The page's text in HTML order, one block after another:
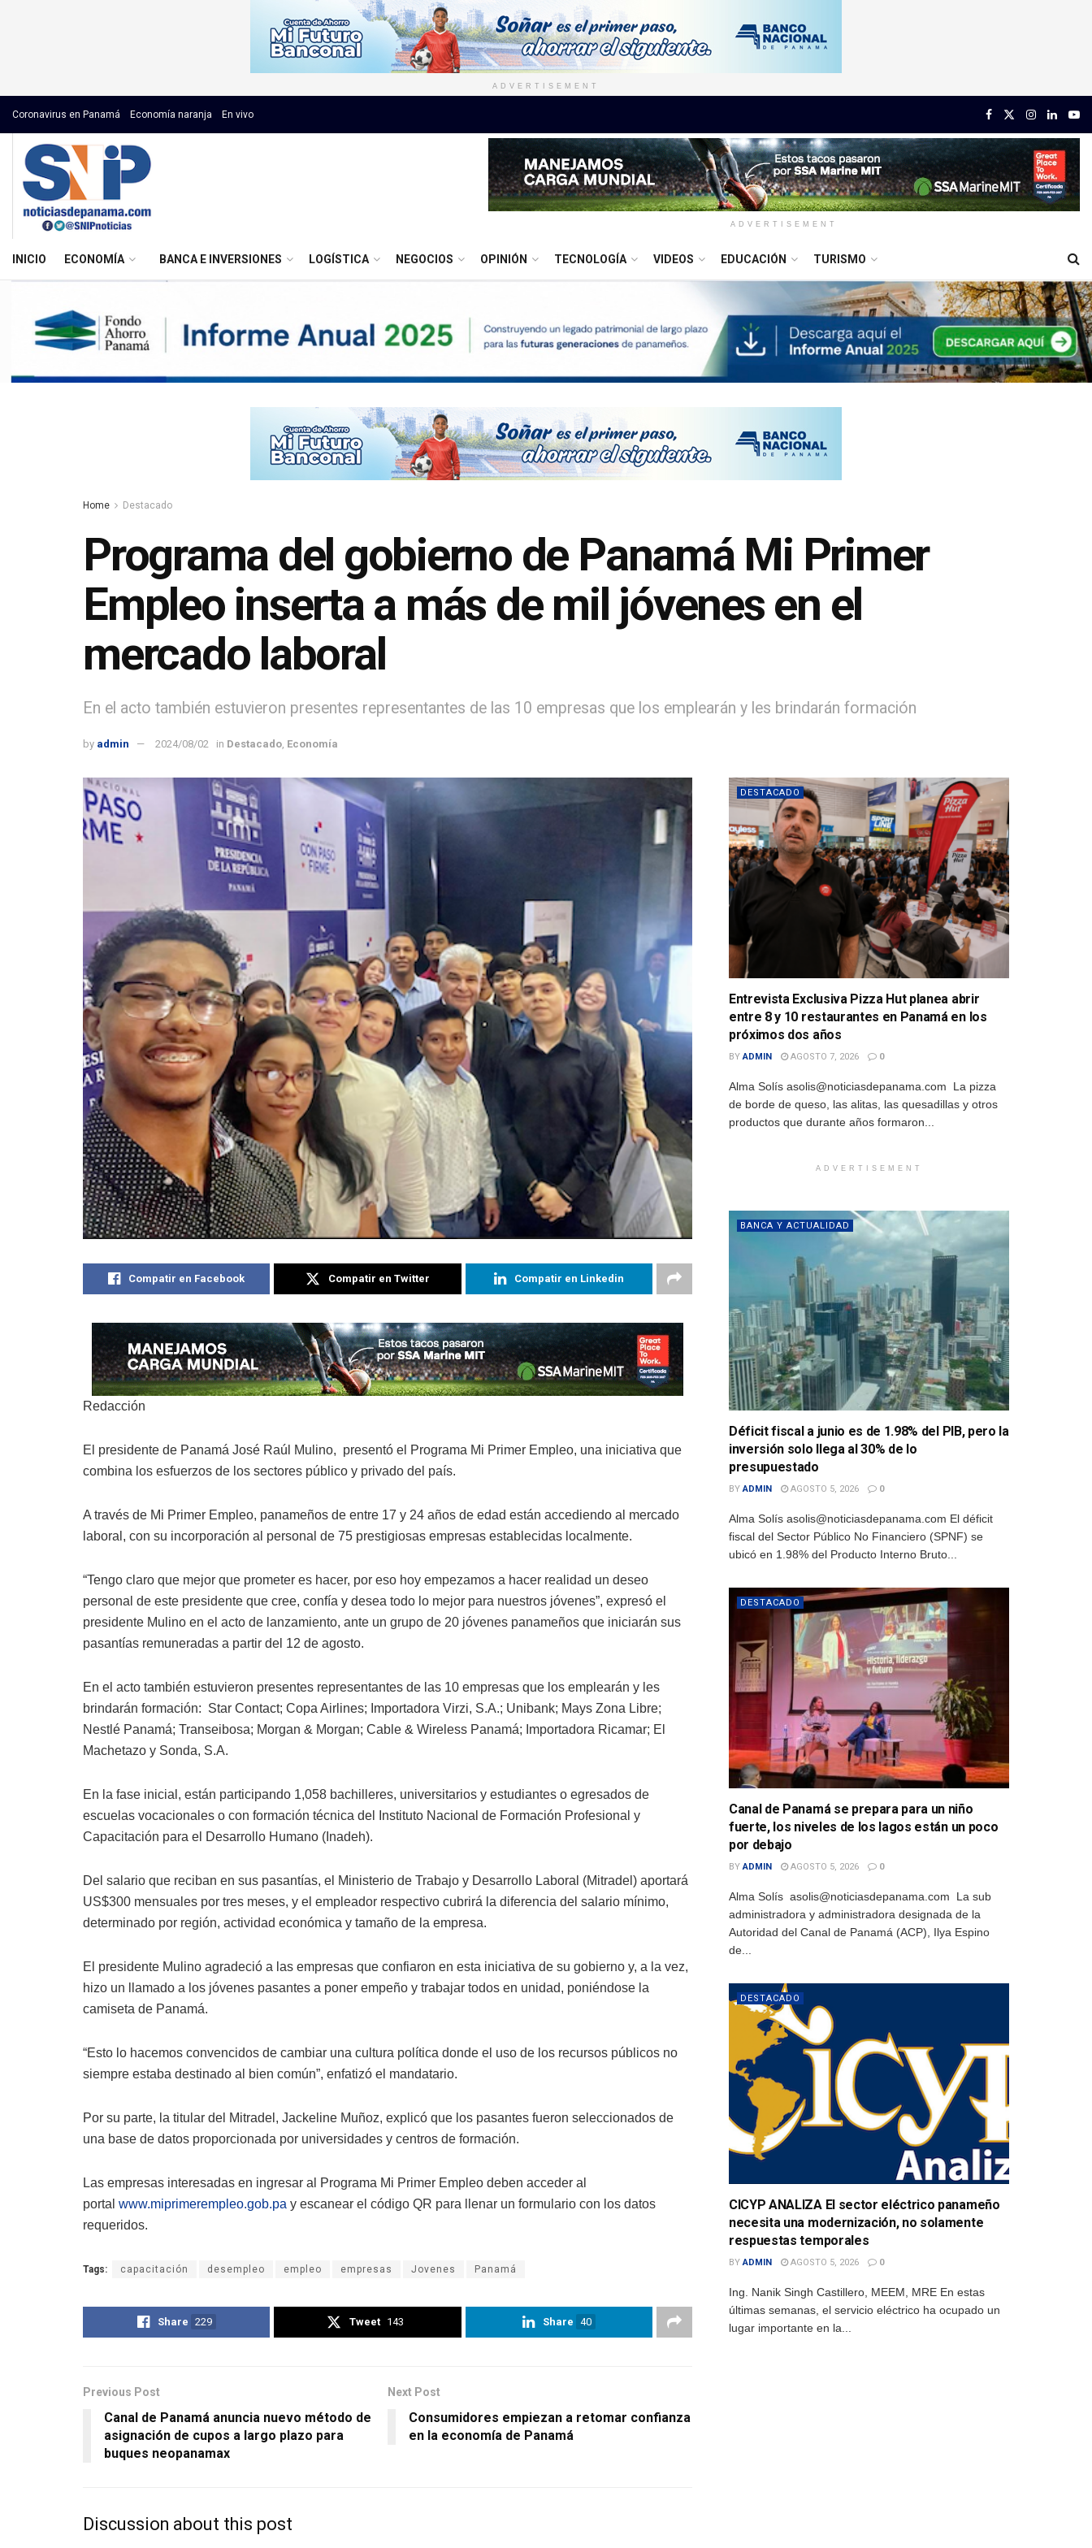
ADVERTISEMENT
Coronavirus en Panamá Economía naranja En vivo
ADVERTISEMENT
INICIO ECONOMÍA BANCA E INVERSIONES LOGÍSTICA NEGOCIOS OPINIÓN TECNOLOGÍA VIDEOS EDUCACIÓN TURISMO
Home Destacado
Programa del gobierno de Panamá Mi Primer
Empleo inserta a más de mil jóvenes en el
mercado laboral
En el acto también estuvieron presentes representantes de las 10 empresas que los emplearán y les brindarán formación
by admin 2024/08/02 in Destacado Economía
Compatir en Facebook Compatir en Twitter Compatir en Linkedin
Redacción
El presidente de Panamá José Raúl Mulino, presentó el Programa Mi Primer Empleo, una iniciativa que
combina los esfuerzos de los sectores público y privado del país.
A través de Mi Primer Empleo, panameños de entre 17 y 24 años de edad están accediendo al mercado
laboral, con su incorporación al personal de 75 prestigiosas empresas establecidas localmente.
“Tengo claro que mejor que prometer es hacer, por eso hoy empezamos a hacer realidad un deseo
personal de este presidente que cree, confía y desea todo lo mejor para nuestros jóvenes”, expresó el
presidente Mulino en el acto de lanzamiento, ante un grupo de 20 jóvenes panameños que iniciarán sus
pasantías remuneradas a partir del 12 de agosto.
En el acto también estuvieron presentes representantes de las 10 empresas que los emplearán y les
brindarán formación: Star Contact; Copa Airlines; Importadora Virzi, S.A.; Unibank; Mays Zona Libre;
Nestlé Panamá; Transeibosa; Morgan & Morgan; Cable & Wireless Panamá; Importadora Ricamar; El
Machetazo y Sonda, S.A.
En la fase inicial, están participando 1,058 bachilleres, universitarios y estudiantes o egresados de
escuelas vocacionales o con formación técnica del Instituto Nacional de Formación Profesional y
Capacitación para el Desarrollo Humano (Inadeh).
Del salario que reciban en sus pasantías, el Ministerio de Trabajo y Desarrollo Laboral (Mitradel) aportará
US$300 mensuales por tres meses, y el empleador respectivo cubrirá la diferencia del salario mínimo,
determinado por región, actividad económica y tamaño de la empresa.
El presidente Mulino agradeció a las empresas que confiaron en esta iniciativa de su gobierno y, a la vez,
hizo un llamado a los jóvenes pasantes a poner empeño y trabajar todos en unidad, poniéndose la
camiseta de Panamá.
“Esto lo hacemos convencidos de cambiar una cultura política donde el uso de los recursos públicos no
siempre estaba destinado al bien común”, enfatizó el mandatario.
Por su parte, la titular del Mitradel, Jackeline Muñoz, explicó que los pasantes fueron seleccionados de
una base de datos proporcionada por universidades y centros de formación.
Las empresas interesadas en ingresar al Programa Mi Primer Empleo deben acceder al
portal www.miprimerempleo.gob.pa y escanear el código QR para llenar un formulario con los datos
requeridos.
Tags: capacitación desempleo empleo empresas Jovenes Panamá
Share 229 Tweet 143 Share 40
Previous Post
Canal de Panamá anuncia nuevo método de
asignación de cupos a largo plazo para
buques neopanamax
Next Post
Consumidores empiezan a retomar confianza
en la economía de Panamá
Discussion about this post
DESTACADO
Entrevista Exclusiva Pizza Hut planea abrir
entre 8 y 10 restaurantes en Panamá en los
próximos dos años
BY ADMIN AGOSTO 7, 2026 0
Alma Solís asolis@noticiasdepanama.com La pizza
de borde de queso, las alitas, las quesadillas y otros
productos que durante años formaron...
ADVERTISEMENT
BANCA Y ACTUALIDAD
Déficit fiscal a junio es de 1.98% del PIB, pero la
inversión solo llega al 30% de lo
presupuestado
BY ADMIN AGOSTO 5, 2026 0
Alma Solís asolis@noticiasdepanama.com El déficit
fiscal del Sector Público No Financiero (SPNF) se
ubicó en 1.98% del Producto Interno Bruto...
DESTACADO
Canal de Panamá se prepara para un niño
fuerte, los niveles de los lagos están un poco
por debajo
BY ADMIN AGOSTO 5, 2026 0
Alma Solís asolis@noticiasdepanama.com La sub
administradora y administradora designada de la
Autoridad del Canal de Panamá (ACP), Ilya Espino
de...
DESTACADO
CICYP ANALIZA El sector eléctrico panameño
necesita una modernización, no solamente
respuestas temporales
BY ADMIN AGOSTO 5, 2026 0
Ing. Nanik Singh Castillero, MEEM, MRE En estas
últimas semanas, el servicio eléctrico ha ocupado un
lugar importante en la...